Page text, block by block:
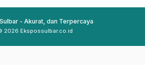
- Akurat, dan Terpercaya
2026 Ekspossulbar.co.id